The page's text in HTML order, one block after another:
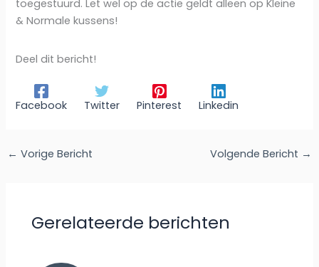
toegestuurd. Let wel op de actie geldt alleen op Kleine
& Normale kussens!
Deel dit bericht!
Facebook Twitter Pinterest Linkedin
← Vorige Bericht Volgende Bericht →
Gerelateerde berichten